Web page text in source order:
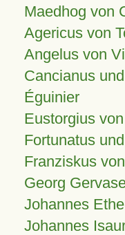
Maedhog von
Agericus von
Angelus von
Cancianus
Éguinier
Eustorgius
Fortunatus
Franziskus
Georg
Johannes
Johannes